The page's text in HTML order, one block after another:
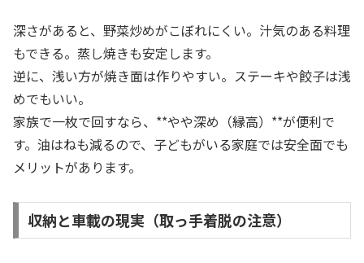
深さがあると、野菜炒めがこぼれにくい。汁気のある料理
もできる。蒸し焼きも安定します。
逆に、浅い方が焼き面は作りやすい。ステーキや餃子は浅
めでもいい。
家族で一枚で回すなら、**やや深め（縁高）**が便利で
す。油はねも減るので、子どもがいる家庭では安全面でも
メリットがあります。
収納と車載の現実（取っ手着脱の注意）